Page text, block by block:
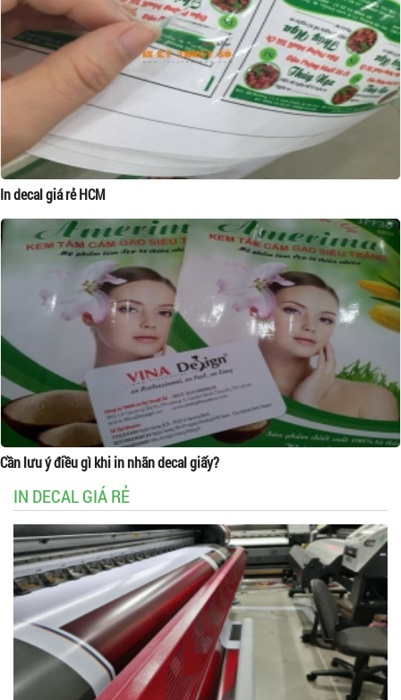
In decal giá rẻ HCM
Cần lưu ý điều gì khi in nhãn decal giấy?
IN DECAL GIÁ RẺ